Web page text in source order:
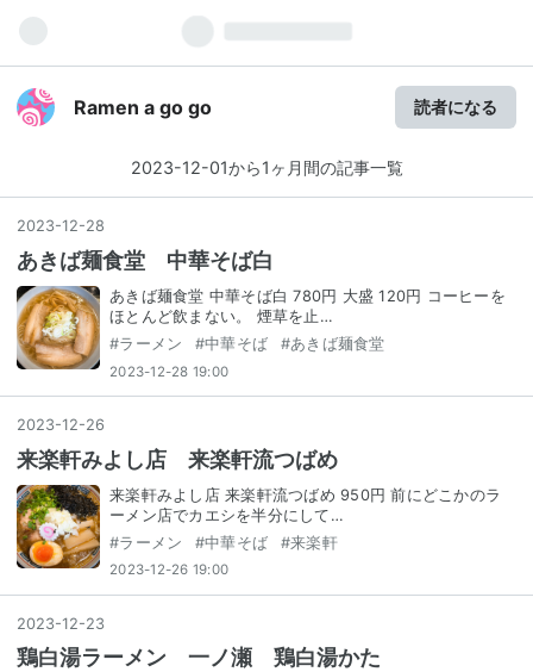
Ramen a go go 読者になる
2023-12-01から1ヶ月間の記事一覧
2023-12-28
あきば麺食堂 中華そば白
あきば麺食堂 中華そば白 780円 大盛 120円 コーヒーを
ほとんど飲まない。 煙草を止…
#ラーメン #中華そば #あきば麺食堂
2023-12-28 19:00
2023-12-26
来楽軒みよし店 来楽軒流つばめ
来楽軒みよし店 来楽軒流つばめ 950円 前にどこかのラ
ーメン店でカエシを半分にして…
#ラーメン #中華そば #来楽軒
2023-12-26 19:00
2023-12-23
鶏白湯ラーメン 一ノ瀬 鶏白湯かた